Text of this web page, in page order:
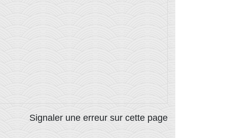
Signaler une erreur sur cette page